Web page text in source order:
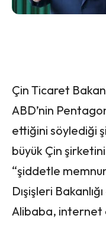
Çin Ticaret
ABD’nin
ettiğini söylediği
büyük Çin
“şiddetle
Dışişleri
Alibaba, internet